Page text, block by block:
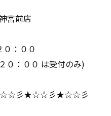
宮前店
：００
００ は受付のみ)
彡★☆☆彡★☆☆彡